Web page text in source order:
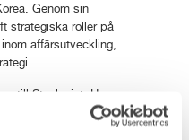
Genom sin
strategiska roller på
affärsutveckling,
till Steelwrist. Hans
och erfarenhet av
till ett idealiskt val